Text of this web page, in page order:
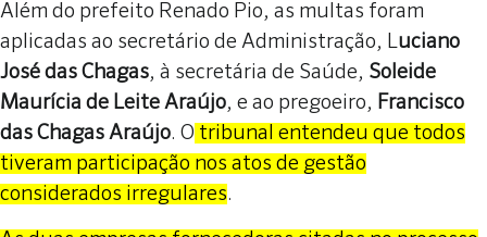
Além do prefeito Renado Pio, as multas foram
aplicadas ao secretário de Administração, Luciano
José das Chagas, à secretária de Saúde, Soleide
Maurícia de Leite Araújo, e ao pregoeiro, Francisco
das Chagas Araújo. O tribunal entendeu que todos
tiveram participação nos atos de gestão
considerados irregulares.